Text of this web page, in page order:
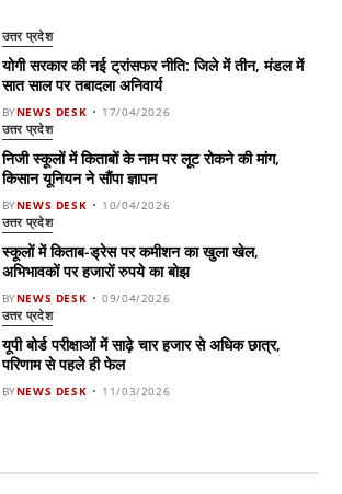
उत्तर प्रदेश
योगी सरकार की नई ट्रांसफर नीति: जिले में तीन, मंडल में
सात साल पर तबादला अनिवार्य
BYNEWS DESK 17/04/2026
उत्तर प्रदेश
निजी स्कूलों में किताबों के नाम पर लूट रोकने की मांग,
किसान यूनियन ने सौंपा ज्ञापन
BYNEWS DESK 10/04/2026
उत्तर प्रदेश
स्कूलों में किताब-ड्रेस पर कमीशन का खुला खेल,
अभिभावकों पर हजारों रुपये का बोझ
BYNEWS DESK 09/04/2026
उत्तर प्रदेश
यूपी बोर्ड परीक्षाओं में साढ़े चार हजार से अधिक छात्र,
परिणाम से पहले ही फेल
BYNEWS DESK 11/03/2026